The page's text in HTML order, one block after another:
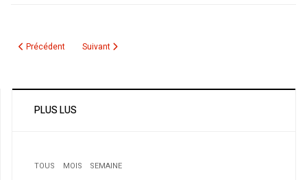
Article précédent : Éléctions fédérales au Canada : Farid Salem, de Sidi
Précédent Article suivant : Balade gourmande au verger
Suivant
PLUS LUS
TOUS MOIS
SEMAINE